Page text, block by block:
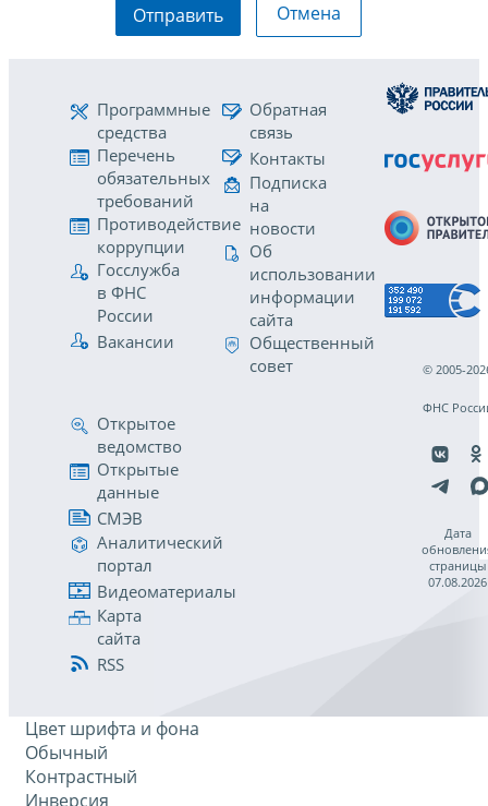
Отправить Отмена
Программные
средства
Перечень
обязательных
требований
Противодействие
коррупции
Госслужба
в ФНС
России
Вакансии
Обратная
связь
Контакты
Подписка
на
новости
Об
использовании
информации
сайта
Общественный
совет
Открытое
ведомство
Открытые
данные
СМЭВ
Аналитический
портал
Видеоматериалы
Карта
сайта
RSS
© 2005-
ФНС
Дата
страницы
07.08.2026
Цвет шрифта и фона
Обычный
Контрастный
Инверсия